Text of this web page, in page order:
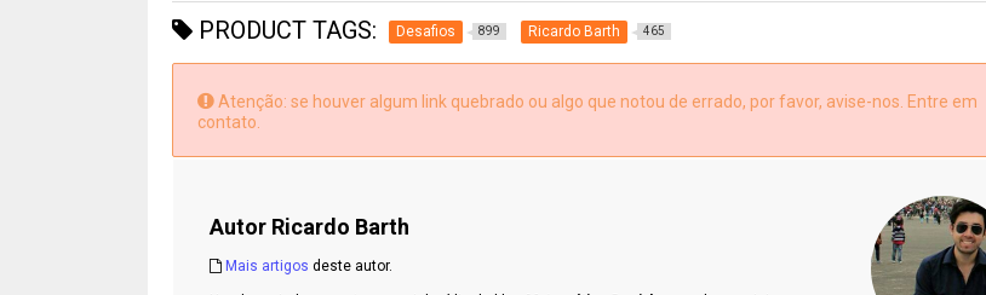
PRODUCT TAGS: Desafios 899 Ricardo Barth 465
Atenção: se houver algum link quebrado ou algo que notou de errado, por favor, avise-nos. Entre em
contato.
Autor Ricardo Barth
Mais artigos deste autor.